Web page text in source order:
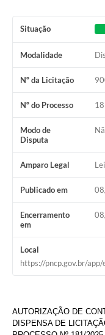
Situação
Modalidade
Nº da Licitação
Nº do Processo
Modo de
Disputa
Amparo Legal
Publicado em
Encerramento
em
Local
https://pncp.gov.br/
AUTORIZAÇÃO DE
DISPENSA DE